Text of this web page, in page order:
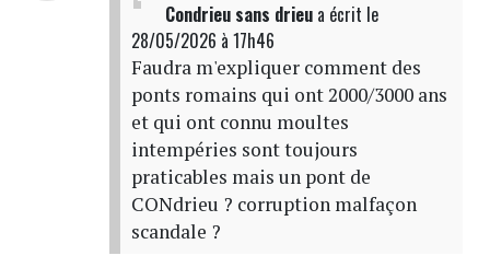
Condrieu sans drieua écrit le
28/05/2026 à 17h46
Faudra m'expliquer comment des
ponts romains qui ont 2000/3000 ans
et qui ont connu moultes
intempéries sont toujours
praticables mais un pont de
CONdrieu ? corruption malfaçon
scandale ?